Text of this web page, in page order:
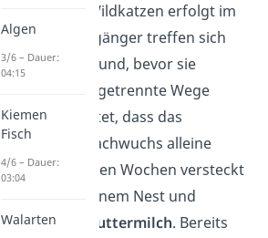
Paarung der Wildkatzen erfolgt im
. Die Einzelgänger treffen sich
aus diesem Grund, bevor sie
wieder getrennte Wege
Das bedeutet, dass das
ihren Nachwuchs alleine
Die ersten Wochen versteckt
Jungen in einem Nest und
sie mit
Muttermilch. Bereits
Algen
3/6 – Dauer:
04:15
Kiemen
Fisch
4/6 – Dauer:
03:04
Walarten